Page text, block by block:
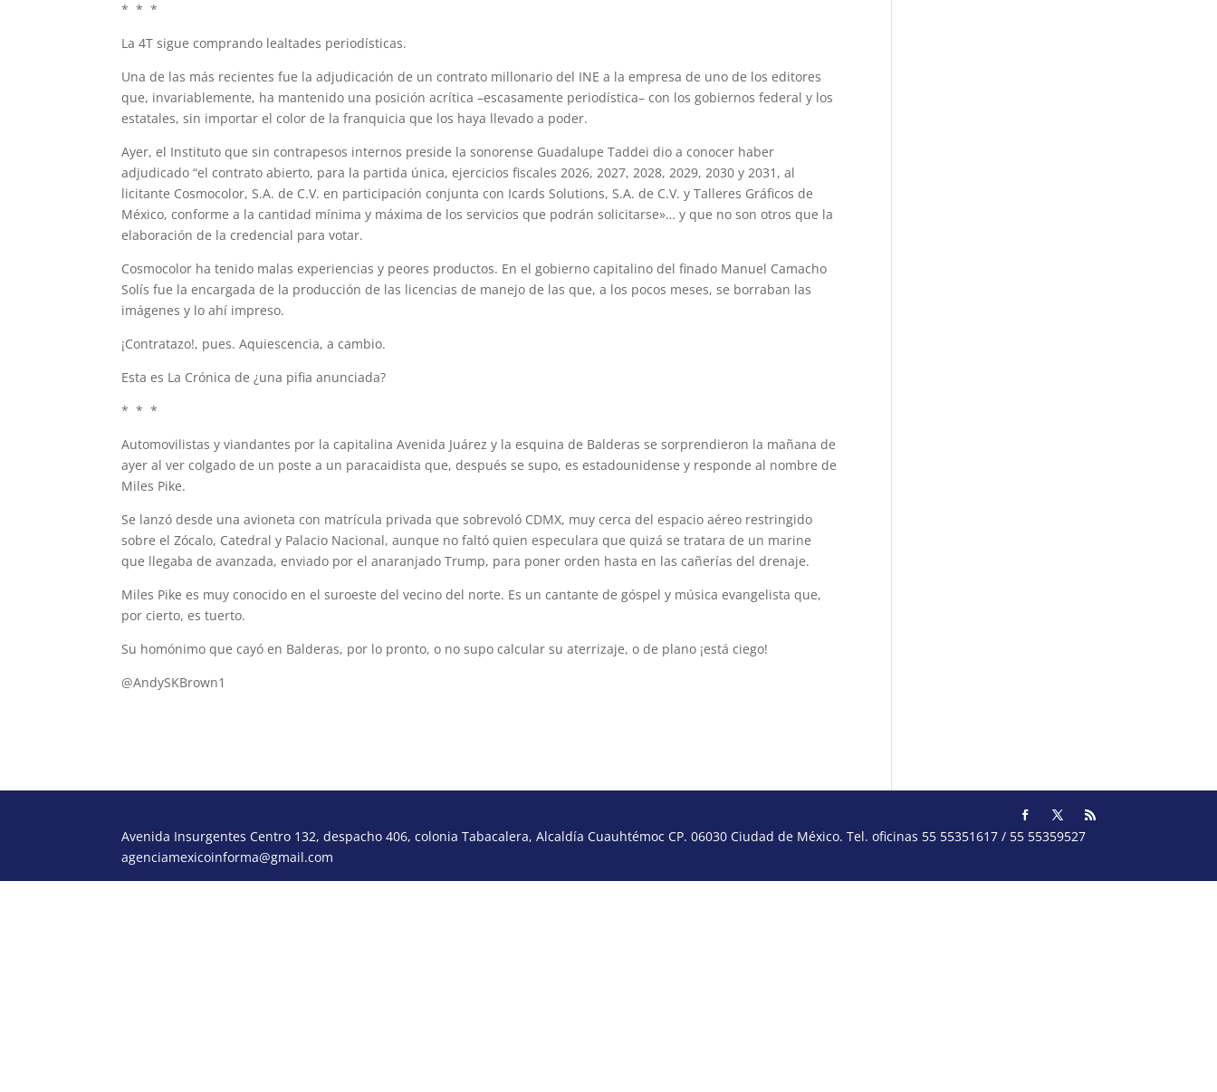
* * *
La 4T sigue comprando lealtades periodísticas.
Una de las más recientes fue la adjudicación de un contrato millonario del INE a la empresa de uno de los editores
que, invariablemente, ha mantenido una posición acrítica –escasamente periodística– con los gobiernos federal y los
estatales, sin importar el color de la franquicia que los haya llevado a poder.
Ayer, el Instituto que sin contrapesos internos preside la sonorense Guadalupe Taddei dio a conocer haber
adjudicado “el contrato abierto, para la partida única, ejercicios fiscales 2026, 2027, 2028, 2029, 2030 y 2031, al
licitante Cosmocolor, S.A. de C.V. en participación conjunta con Icards Solutions, S.A. de C.V. y Talleres Gráficos de
México, conforme a la cantidad mínima y máxima de los servicios que podrán solicitarse»… y que no son otros que la
elaboración de la credencial para votar.
Cosmocolor ha tenido malas experiencias y peores productos. En el gobierno capitalino del finado Manuel Camacho
Solís fue la encargada de la producción de las licencias de manejo de las que, a los pocos meses, se borraban las
imágenes y lo ahí impreso.
¡Contratazo!, pues. Aquiescencia, a cambio.
Esta es La Crónica de ¿una pifia anunciada?
* * *
Automovilistas y viandantes por la capitalina Avenida Juárez y la esquina de Balderas se sorprendieron la mañana de
ayer al ver colgado de un poste a un paracaidista que, después se supo, es estadounidense y responde al nombre de
Miles Pike.
Se lanzó desde una avioneta con matrícula privada que sobrevoló CDMX, muy cerca del espacio aéreo restringido
sobre el Zócalo, Catedral y Palacio Nacional, aunque no faltó quien especulara que quizá se tratara de un marine
que llegaba de avanzada, enviado por el anaranjado Trump, para poner orden hasta en las cañerías del drenaje.
Miles Pike es muy conocido en el suroeste del vecino del norte. Es un cantante de góspel y música evangelista que,
por cierto, es tuerto.
Su homónimo que cayó en Balderas, por lo pronto, o no supo calcular su aterrizaje, o de plano ¡está ciego!
@AndySKBrown1
Avenida Insurgentes Centro 132, despacho 406, colonia Tabacalera, Alcaldía Cuauhtémoc CP. 06030 Ciudad de México. Tel. oficinas 55 55351617 / 55 55359527
agenciamexicoinforma@gmail.com